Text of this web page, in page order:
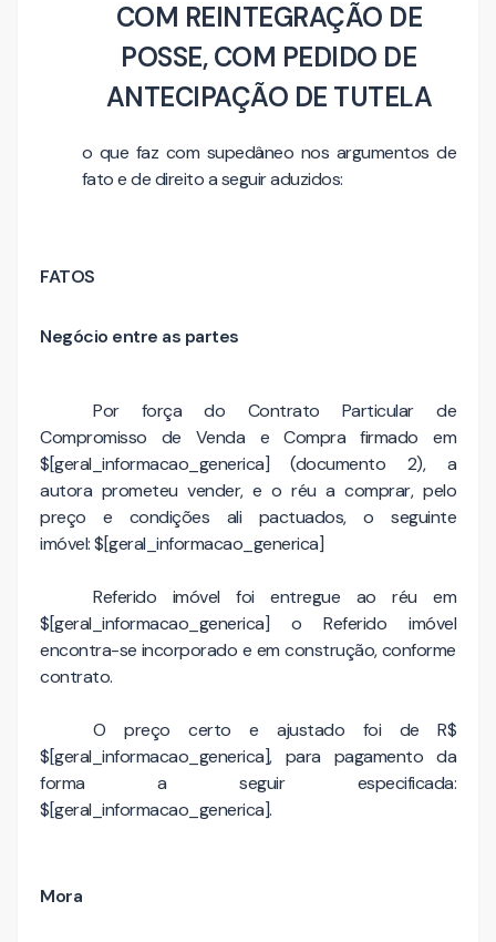
COM REINTEGRAÇÃO DE
POSSE, COM PEDIDO DE
ANTECIPAÇÃO DE TUTELA
o que faz com supedâneo nos argumentos de
fato e de direito a seguir aduzidos:
FATOS
Negócio entre as partes
Por força do Contrato Particular de
Compromisso de Venda e Compra firmado em
$[geral_informacao_generica] (documento 2), a
autora prometeu vender, e o réu a comprar, pelo
preço e condições ali pactuados, o seguinte
imóvel: $[geral_informacao_generica]
Referido imóvel foi entregue ao réu em
$[geral_informacao_generica] o Referido imóvel
encontra-se incorporado e em construção, conforme
contrato.
O preço certo e ajustado foi de R$
$[geral_informacao_generica], para pagamento da
forma a seguir especificada:
$[geral_informacao_generica].
Mora